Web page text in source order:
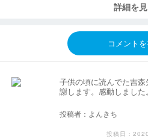
詳細を
コメントを
子供の頃に読んでた吉
謝します。感動しました。
投稿者：よんきち
投稿日：